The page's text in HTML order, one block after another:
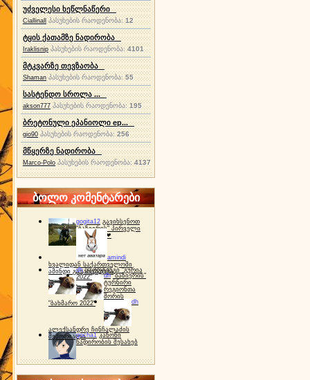
უძველესი ხეწლნაწერი
Ciallinall პასუხების რაოდენობა:12
ტყის ქათამზე ნადირობა
Iraklisnip პასუხების რაოდენობა: 4101
მტკვარზე თევზაობა
Shaman პასუხების რაოდენობა:55
სასტენდო სროლა ...
akson777 პასუხების რაოდენობა:195
ბრეტონული ეპანიოლი ep...
gio90 პასუხების რაოდენობა:256
მწყერზე ნადირობა
Marco-Polo პასუხების რაოდენობა:4137
ბოლო კომენტარები
gogita12 გავიხსენოთ
"ბაზიერის" პირველი
ტურნირი ❤
amindi
ხვალიდან საქართველოში
ამინდი გაუარესდება
dh სპორტინგი "გურია
2022"
dh "ბაზიერის"
ტურნირი
რეგიონთა
შორის
"ბახმარო 2022"
dh
ალექსანდრე ჩინჩალაძის
მემორიალიgocha1 კანონი
ნადირობის შესახებ